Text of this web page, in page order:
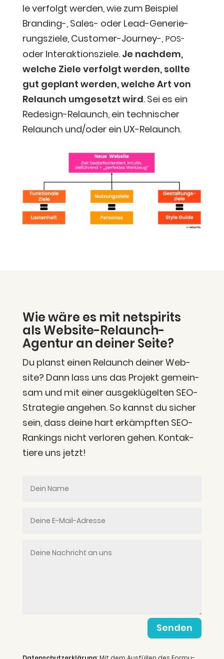
le ver­folgt wer­den, wie zum Bei­spiel
Bran­ding-, Sales- oder Lead-Gene­rie­
rungs­zie­le, Cus­to­mer-Jour­ney-, POS-
oder Inter­ak­ti­ons­zie­le. Je nach­dem,
wel­che Zie­le ver­folgt wer­den, soll­te
gut geplant wer­den, wel­che Art von
Relaunch umge­setzt wird. Sei es ein
Rede­sign-Relaunch, ein tech­ni­scher
Relaunch und/oder ein UX-Relaunch.
Wie wäre es mit netspirits
als Web­site-Relaunch-
Agen­tur an dei­ner Seite?
Du planst einen Relaunch dei­ner Web­
site? Dann lass uns das Pro­jekt gemein­
sam und mit einer aus­ge­klü­gel­ten SEO-
Stra­te­gie ange­hen. So kannst du sicher
sein, dass dei­ne hart erkämpf­ten SEO-
Ran­kings nicht ver­lo­ren gehen. Kon­tak­
tie­re uns jetzt!
Senden